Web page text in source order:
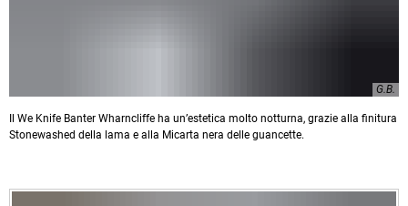
G.B.
Il We Knife Banter Wharncliffe ha un’estetica molto notturna, grazie alla finitura
Stonewashed della lama e alla Micarta nera delle guancette.